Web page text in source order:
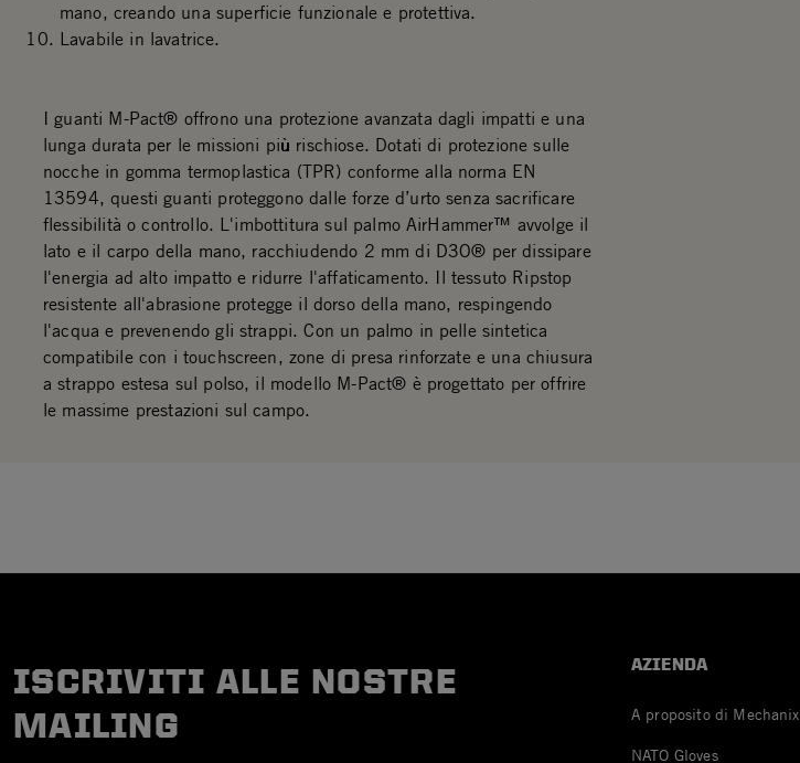
mano, creando una superficie funzionale e protettiva.
Lavabile in lavatrice.
I guanti M-Pact® offrono una protezione avanzata dagli impatti e una
lunga durata per le missioni più rischiose. Dotati di protezione sulle
nocche in gomma termoplastica (TPR) conforme alla norma EN
13594, questi guanti proteggono dalle forze d’urto senza sacrificare
flessibilità o controllo. L'imbottitura sul palmo AirHammer™ avvolge il
lato e il carpo della mano, racchiudendo 2 mm di D3O® per dissipare
l'energia ad alto impatto e ridurre l'affaticamento. Il tessuto Ripstop
resistente all'abrasione protegge il dorso della mano, respingendo
l'acqua e prevenendo gli strappi. Con un palmo in pelle sintetica
compatibile con i touchscreen, zone di presa rinforzate e una chiusura
a strappo estesa sul polso, il modello M-Pact® è progettato per offrire
le massime prestazioni sul campo.
ISCRIVITI ALLE NOSTRE
MAILING
AZIENDA
A proposito di Mechanix
NATO Gloves